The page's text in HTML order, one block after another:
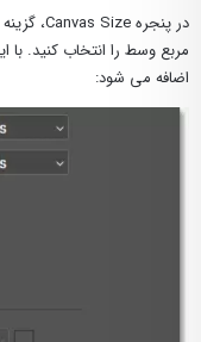
مربع وسط را انتخاب کنید. با
اضافه می شود: